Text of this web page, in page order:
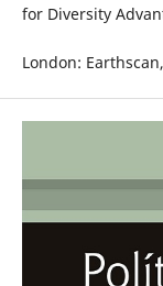
for Diversity
London: